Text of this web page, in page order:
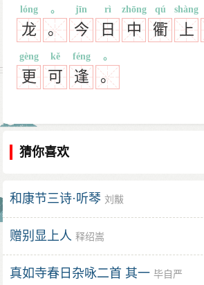
龙
lóng
。
。
今
jīn
日
rì
中
zhōng
衢
qú
上
shàng
更
gèng
可
kě
逢
féng
。
。
猜你喜欢
和康节三诗·听琴 刘黻
赠别显上人 释绍嵩
真如寺春日杂咏二首 其一 毕自严